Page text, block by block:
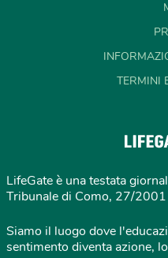
TERMINI
LifeGate è una testata
Tribunale di Como, 27/2001
Siamo il luogo dove
sentimento diventa azione,